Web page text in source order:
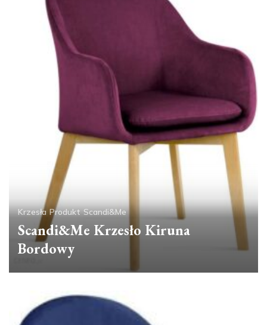
Krzesła Produkt Scandi&Me
Scandi&Me Krzesło Kiruna
Bordowy